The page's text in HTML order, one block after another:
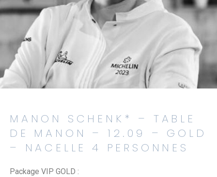
MANON SCHENK* – TABLE
DE MANON – 12.09 – GOLD
– NACELLE 4 PERSONNES
Package VIP GOLD :